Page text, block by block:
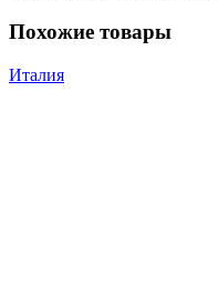
Похожие товары
Италия